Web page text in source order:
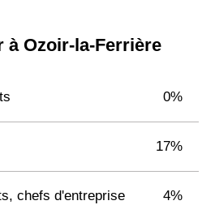
à Ozoir-la-Ferrière
0%
17%
chefs d'entreprise 4%